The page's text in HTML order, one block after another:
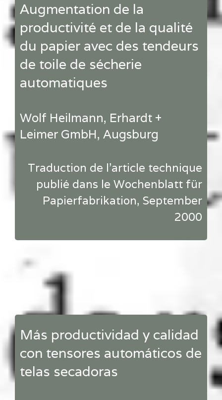
Augmentation de la
productivité et de la qualité
du papier avec des tendeurs
de toile de sécherie
automatiques
Wolf Heilmann, Erhardt +
Leimer GmbH, Augsburg
Traduction de l'article technique
publié dans le Wochenblatt für
Papierfabrikation, September
2000
Más productividad y calidad
con tensores automáticos de
telas secadoras